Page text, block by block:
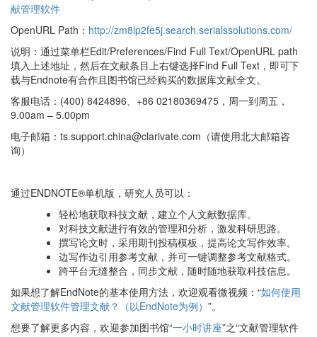
献管理软件
OpenURL Path： http://zm8lp2fe5j.search.serialssolutions.com/
说明：通过菜单栏Edit/Preferences/Find Full Text/OpenURL path
填入上述地址，然后在文献条目上右键选择Find Full Text，即可下
载与Endnote有合作且图书馆已经购买的数据库文献全文。
客服电话：(400) 8424896、+86 02180369475，周一到周五，
9.00am – 5.00pm
电子邮箱：ts.support.china@clarivate.com（请使用北大邮箱咨
询）
通过ENDNOTE®单机版，研究人员可以：
轻松地获取科技文献，建立个人文献数据库。
对科技文献进行有效的管理和分析，激发科研思路。
撰写论文时，采用期刊投稿模板，提高论文写作效率。
边写作边引用参考文献，并可一键调整参考文献格式。
跨平台无缝整合，同步文献，随时随地获取科技信息。
如果想了解EndNote的基本使用方法，欢迎观看微视频：“如何使用
文献管理软件管理文献？（以EndNote为例） ”。
想要了解更多内容，欢迎参加图书馆“一小时讲座”之“文献管理软件